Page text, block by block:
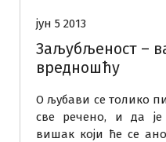
јун 5 2013
Заљубљеност –
вредношћу
О љубави се толико
све речено, и да
вишак који ће се